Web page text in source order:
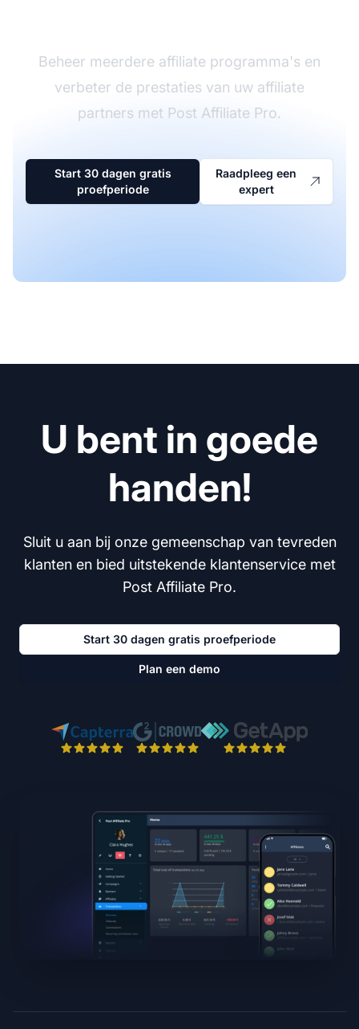
Beheer meerdere affiliate programma's en
verbeter de prestaties van uw affiliate
partners met Post Affiliate Pro.
Start 30 dagen gratis
proefperiode
Raadpleeg een
expert
U bent in goede
handen!
Sluit u aan bij onze gemeenschap van tevreden
klanten en bied uitstekende klantenservice met
Post Affiliate Pro.
Start 30 dagen gratis proefperiode
Plan een demo